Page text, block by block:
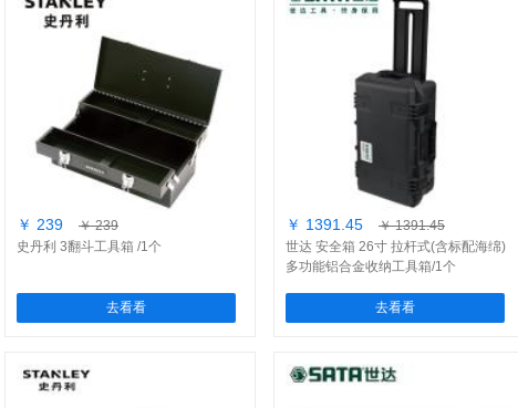
￥ 239
￥ 239
史丹利 3翻斗工具箱 /1个
去看看
￥ 1391.45
￥ 1391.45
世达 安全箱 26寸 拉杆式(含标配海绵)
多功能铝合金收纳工具箱/1个
去看看